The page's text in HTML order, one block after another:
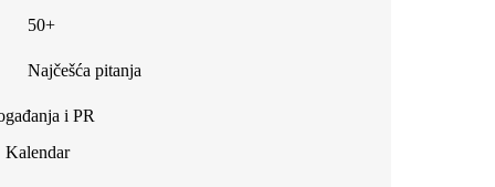
50+
Najčešća pitanja
i PR
Kalendar